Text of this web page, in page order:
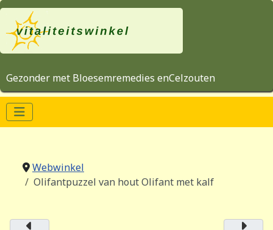
Gezonder met Bloesemremedies enCelzouten
Webwinkel
Olifantpuzzel van hout Olifant met kalf